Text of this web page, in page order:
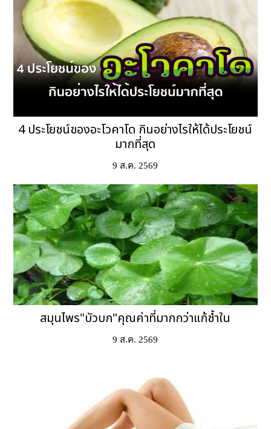
4 ประโยชน์ของอะโวคาโด กินอย่างไรให้ได้ประโยชน์
มากที่สุด
9 ส.ค. 2569
สมุนไพร"บัวบก"คุณค่าที่มากกว่าแก้ช้ำใน
9 ส.ค. 2569